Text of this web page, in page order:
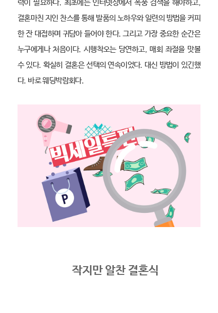
력이 필요하다. 최초에는 인터넷상에서 폭풍 검색을 해야하고,
결혼마친 지인 찬스를 통해 발품의 노하우와 일련의 방법을 커피
한 잔 대접하며 귀담아 들어야 한다. 그리고 가장 중요한 순간은
누구에게나 처음이다. 시행착오는 당연하고, 매회 좌절을 맛볼
수 있다. 확실히 결혼은 선택의 연속이었다. 대신 방법이 있긴했
다. 바로 웨딩박람회다.
작지만 알찬 결혼식